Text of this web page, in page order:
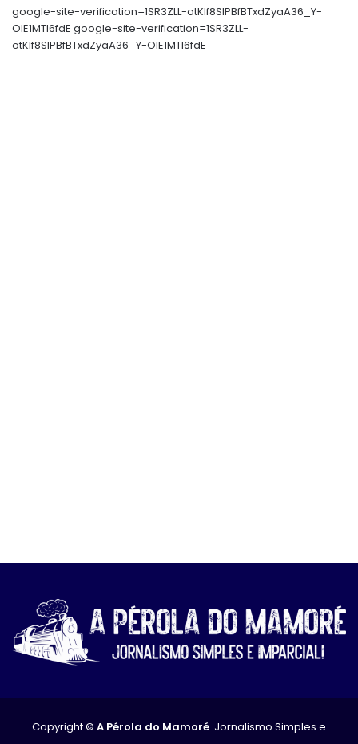
google-site-verification=1SR3ZLL-otKIf8SlPBfBTxdZyaA36_Y-
OIE1MTl6fdE google-site-verification=1SR3ZLL-
otKIf8SlPBfBTxdZyaA36_Y-OIE1MTl6fdE
Copyright © A Pérola do Mamoré. Jornalismo Simples e